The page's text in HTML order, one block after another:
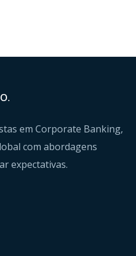
em Corporate Banking,
com abordagens
expectativas.